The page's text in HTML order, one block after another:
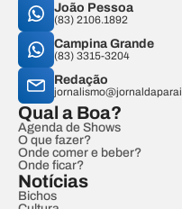
João Pessoa
(83) 2106.1892
Campina Grande
(83) 3315-3204
Redação
Qual a Boa?
Agenda de Shows
O que fazer?
Onde comer e beber?
Onde ficar?
Notícias
Bichos